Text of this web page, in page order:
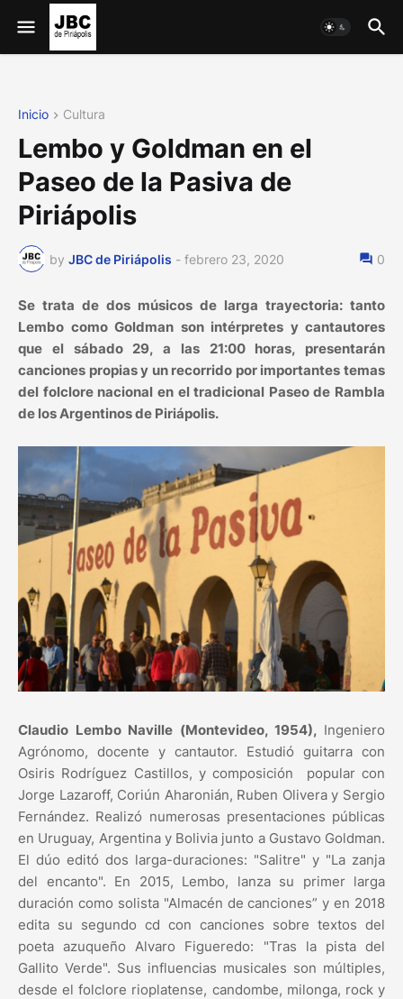
Inicio Cultura
Lembo y Goldman en el
Paseo de la Pasiva de
Piriápolis
by JBC de Piriápolis - febrero 23, 2020 0
Se trata de dos músicos de larga trayectoria: tanto
Lembo como Goldman son intérpretes y cantautores
que el sábado 29, a las 21:00 horas, presentarán
canciones propias y un recorrido por importantes temas
del folclore nacional en el tradicional Paseo de Rambla
de los Argentinos de Piriápolis.
Claudio Lembo Naville (Montevideo, 1954), Ingeniero
Agrónomo, docente y cantautor. Estudió guitarra con
Osiris Rodríguez Castillos, y composición popular con
Jorge Lazaroff, Coriún Aharonián, Ruben Olivera y Sergio
Fernández. Realizó numerosas presentaciones públicas
en Uruguay, Argentina y Bolivia junto a Gustavo Goldman.
El dúo editó dos larga-duraciones: "Salitre" y "La zanja
del encanto". En 2015, Lembo, lanza su primer larga
duración como solista "Almacén de canciones” y en 2018
edita su segundo cd con canciones sobre textos del
poeta azuqueño Alvaro Figueredo: "Tras la pista del
Gallito Verde". Sus influencias musicales son múltiples,
desde el folclore rioplatense, candombe, milonga, rock y